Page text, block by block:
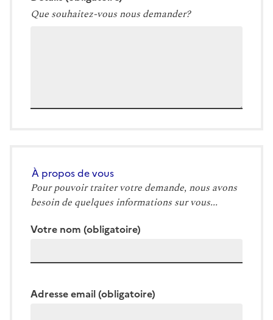
Que souhaitez-vous nous demander?
À propos de vous
Pour pouvoir traiter votre demande, nous avons
besoin de quelques informations sur vous...
Votre nom (obligatoire)
Adresse email(obligatoire)